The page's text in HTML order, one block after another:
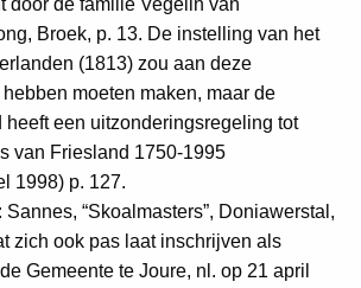
Broek, p. 13. De instelling van het
(1813) zou aan deze
moeten maken, maar de
een uitzonderingsregeling tot
van Friesland 1750-1995
1998) p. 127.
“Skoalmasters”, Doniawerstal,
zich ook pas laat inschrijven als
Gemeente te Joure, nl. op 21 april